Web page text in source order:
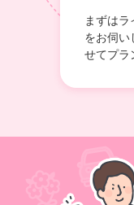
まずは
をお伺い
せてプラ